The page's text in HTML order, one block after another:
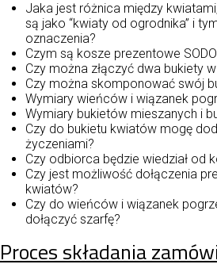
Jaka jest różnica między
są jako “kwiaty od ogrodnika” i
oznaczenia?
Czym są kosze prezentowe
Czy można złączyć dwa bukiety
Czy można skomponować swój
Wymiary wieńców i wiązanek
Wymiary bukietów mieszanych i
Czy do bukietu kwiatów mogę
życzeniami?
Czy odbiorca będzie wiedział od
Czy jest możliwość dołączenia
kwiatów?
Czy do wieńców i wiązanek
dołączyć szarfę?
Proces składania